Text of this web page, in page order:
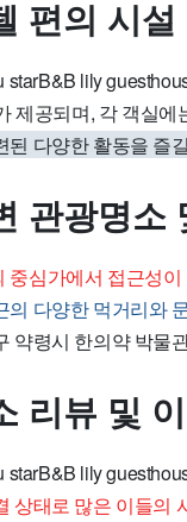
편의 시설
starB&B lily
제공되며, 각 객실에
된 다양한 활동을 즐
관광명소
중심가에서 접근성
의 다양한 먹거리와
약령시 한의약 박물
리뷰 및
starB&B lily
상태로 많은 이들의